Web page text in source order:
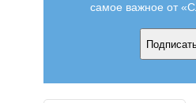
самое важное от